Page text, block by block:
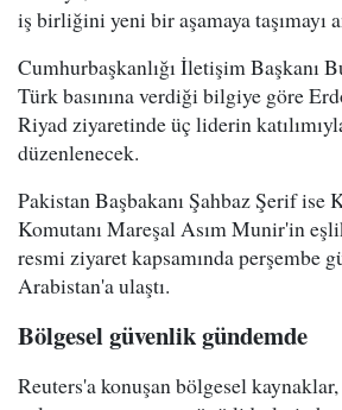
iş birliğini yeni bir aşamaya taşımayı
Cumhurbaşkanlığı İletişim Başkanı
Türk basınına verdiği bilgiye göre
Riyad ziyaretinde üç liderin
düzenlenecek.
Pakistan Başbakanı Şahbaz Şerif ise
Komutanı Mareşal Asım Munir'in
resmi ziyaret kapsamında perşembe
Arabistan'a ulaştı.
Bölgesel güvenlik gündemde
Reuters'a konuşan bölgesel